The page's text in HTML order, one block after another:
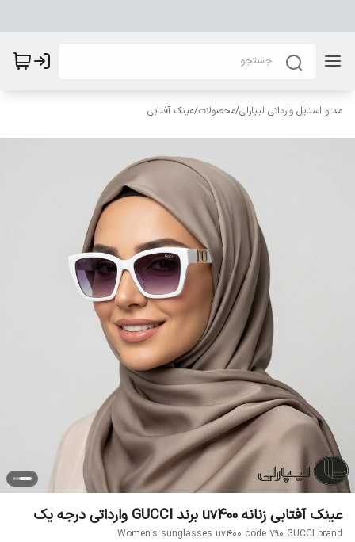
مد و استایل وارداتی لیپارلی/محصولات/عینک آفتابی
عینک آفتابی زنانه uv400 برند GUCCI وارداتی درجه یک
Women's sunglasses uv400 code 790 GUCCI brand